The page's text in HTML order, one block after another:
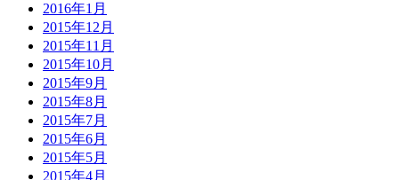
2016年1月
2015年12月
2015年11月
2015年10月
2015年9月
2015年8月
2015年7月
2015年6月
2015年5月
2015年4月